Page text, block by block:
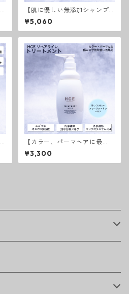
【肌に優しい無添加シャンプ
ー】イオニート エッセンスV
シャンプー
¥5,060
【カラー、パーマヘアに最
適】HCEトリートメント リ
ペアライン
¥3,300